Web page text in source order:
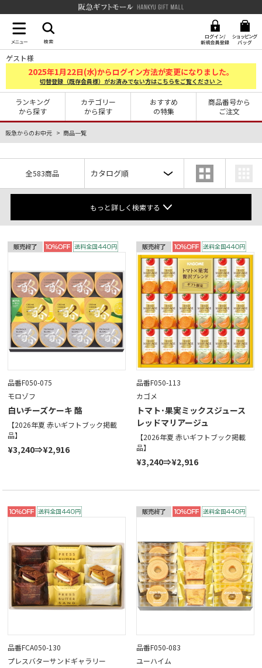
ゲスト様
2025年1月22日(水)からログイン方法が変更になりました。
切替登録（既存会員様）がお済みでない方はこちらをご覧ください ＞
ランキング
から探す
カテゴリー
から探す
おすすめ
の特集
商品番号から
ご注文
阪急からのお中元 商品一覧
全583商品
もっと詳しく検索する
品番F050-075
モロゾフ
白いチーズケーキ 酪
【2026年夏 赤いギフトブック掲載
品】
¥3,240⇒¥2,916
品番F050-113
カゴメ
トマト･果実ミックスジュース
レッドマリアージュ
【2026年夏 赤いギフトブック掲載
品】
¥3,240⇒¥2,916
品番FCA050-130
プレスバターサンドギャラリー
品番F050-083
ユーハイム